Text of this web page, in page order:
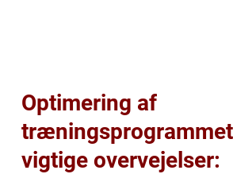
Optimering af
vigtige overvejelser: